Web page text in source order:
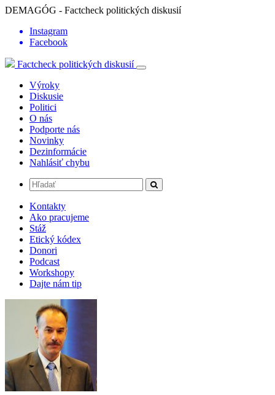
DEMAGÓG - Factcheck politických diskusií
Instagram
Facebook
Factcheck politických diskusií
Výroky
Diskusie
Politici
O nás
Podporte nás
Novinky
Dezinformácie
Nahlásiť chybu
Kontakty
Ako pracujeme
Stáž
Etický kódex
Donori
Podcast
Workshopy
Dajte nám tip